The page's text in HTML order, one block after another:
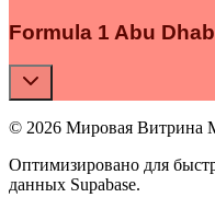
Formula 1 Abu
© 2026 Мировая Витрина
Оптимизировано для
данных Supabase.